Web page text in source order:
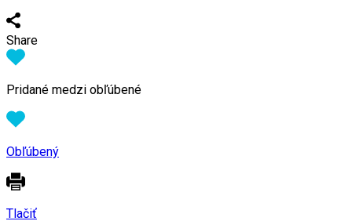
Share
Pridané medzi obľúbené
Obľúbený
Tlačiť